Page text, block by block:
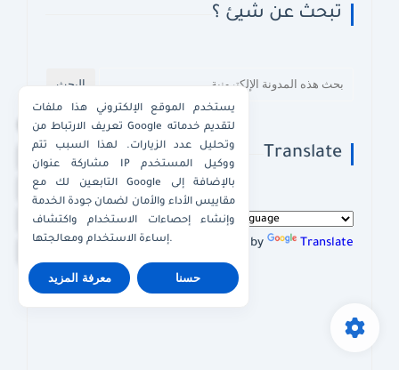
واتساب الكويت
واتساب قطر
واتساب عُمان
واتساب الإمارات
تبحث عن شيئ ؟
Translate
Powered by Translate
يستخدم الموقع الإلكتروني هذا ملفات
تعريف الارتباط من Google لتقديم خدماته
وتحليل عدد الزيارات. لهذا السبب تتم
مشاركة عنوان IP ووكيل المستخدم
التابعين لك مع Google بالإضافة إلى
مقاييس الأداء والأمان لضمان جودة الخدمة
وإنشاء إحصاءات الاستخدام واكتشاف
إساءة الاستخدام ومعالجتها.
معرفة المزيد حسنا